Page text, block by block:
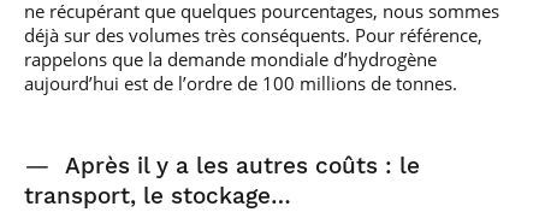
ne récupérant que quelques pourcentages, nous sommes
déjà sur des volumes très conséquents. Pour référence,
rappelons que la demande mondiale d’hydrogène
aujourd’hui est de l’ordre de 100 millions de tonnes.
—
Après il y a les autres coûts : le
transport, le stockage…